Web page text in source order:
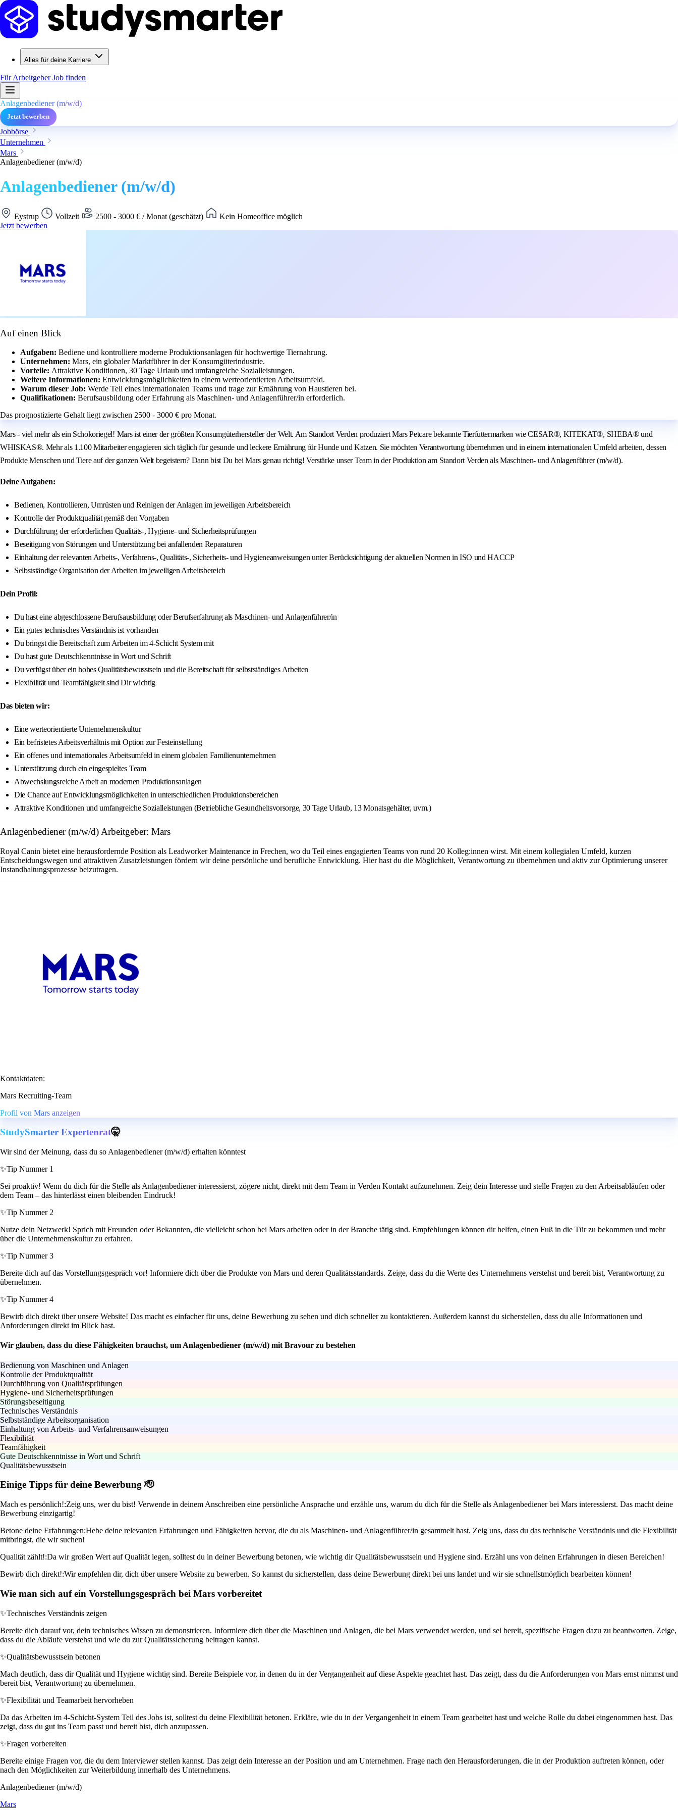
Alles für deine Karriere
Für ArbeitgeberJob finden
Anlagenbediener (m/w/d)
Jetzt bewerben
Jobbörse
Unternehmen
Mars
Anlagenbediener (m/w/d)
Anlagenbediener (m/w/d)
Eystrup Vollzeit 2500 - 3000 € / Monat (geschätzt)
Kein Homeoffice möglich
Jetzt bewerben
Auf einen Blick
Aufgaben: Bediene und kontrolliere moderne Produktionsanlagen für hochwertige Tiernahrung.
Unternehmen: Mars, ein globaler Marktführer in der Konsumgüterindustrie.
Vorteile: Attraktive Konditionen, 30 Tage Urlaub und umfangreiche Sozialleistungen.
Weitere Informationen: Entwicklungsmöglichkeiten in einem werteorientierten Arbeitsumfeld.
Warum dieser Job: Werde Teil eines internationalen Teams und trage zur Ernährung von Haustieren bei.
Qualifikationen: Berufsausbildung oder Erfahrung als Maschinen- und Anlagenführer/in erforderlich.
Das prognostizierte Gehalt liegt zwischen 2500 - 3000 € pro Monat.
Mars - viel mehr als ein Schokoriegel! Mars ist einer der größten Konsumgüterhersteller der Welt. Am Standort Verden produziert Mars Petcare bekannte Tierfuttermarken wie CESAR®, KITEKAT®, SHEBA® und
WHISKAS®. Mehr als 1.100 Mitarbeiter engagieren sich täglich für gesunde und leckere Ernährung für Hunde und Katzen. Sie möchten Verantwortung übernehmen und in einem internationalen Umfeld arbeiten, dessen
Produkte Menschen und Tiere auf der ganzen Welt begeistern? Dann bist Du bei Mars genau richtig! Verstärke unser Team in der Produktion am Standort Verden als Maschinen- und Anlagenführer (m/w/d).
Deine Aufgaben:
Bedienen, Kontrollieren, Umrüsten und Reinigen der Anlagen im jeweiligen Arbeitsbereich
Kontrolle der Produktqualität gemäß den Vorgaben
Durchführung der erforderlichen Qualitäts-, Hygiene- und Sicherheitsprüfungen
Beseitigung von Störungen und Unterstützung bei anfallenden Reparaturen
Einhaltung der relevanten Arbeits-, Verfahrens-, Qualitäts-, Sicherheits- und Hygieneanweisungen unter Berücksichtigung der aktuellen Normen in ISO und HACCP
Selbstständige Organisation der Arbeiten im jeweiligen Arbeitsbereich
Dein Profil:
Du hast eine abgeschlossene Berufsausbildung oder Berufserfahrung als Maschinen- und Anlagenführer/in
Ein gutes technisches Verständnis ist vorhanden
Du bringst die Bereitschaft zum Arbeiten im 4-Schicht System mit
Du hast gute Deutschkenntnisse in Wort und Schrift
Du verfügst über ein hohes Qualitätsbewusstsein und die Bereitschaft für selbstständiges Arbeiten
Flexibilität und Teamfähigkeit sind Dir wichtig
Das bieten wir:
Eine werteorientierte Unternehmenskultur
Ein befristetes Arbeitsverhältnis mit Option zur Festeinstellung
Ein offenes und internationales Arbeitsumfeld in einem globalen Familienunternehmen
Unterstützung durch ein eingespieltes Team
Abwechslungsreiche Arbeit an modernen Produktionsanlagen
Die Chance auf Entwicklungsmöglichkeiten in unterschiedlichen Produktionsbereichen
Attraktive Konditionen und umfangreiche Sozialleistungen (Betriebliche Gesundheitsvorsorge, 30 Tage Urlaub, 13 Monatsgehälter, uvm.)
Anlagenbediener (m/w/d) Arbeitgeber: Mars
Royal Canin bietet eine herausfordernde Position als Leadworker Maintenance in Frechen, wo du Teil eines engagierten Teams von rund 20 Kolleg:innen wirst. Mit einem kollegialen Umfeld, kurzen
Entscheidungswegen und attraktiven Zusatzleistungen fördern wir deine persönliche und berufliche Entwicklung. Hier hast du die Möglichkeit, Verantwortung zu übernehmen und aktiv zur Optimierung unserer
Instandhaltungsprozesse beizutragen.
Kontaktdaten:
Mars Recruiting-Team
Profil von Mars anzeigen
StudySmarter Expertenrat🤫
Wir sind der Meinung, dass du so Anlagenbediener (m/w/d) erhalten könntest
✨Tip Nummer 1
Sei proaktiv! Wenn du dich für die Stelle als Anlagenbediener interessierst, zögere nicht, direkt mit dem Team in Verden Kontakt aufzunehmen. Zeig dein Interesse und stelle Fragen zu den Arbeitsabläufen oder
dem Team – das hinterlässt einen bleibenden Eindruck!
✨Tip Nummer 2
Nutze dein Netzwerk! Sprich mit Freunden oder Bekannten, die vielleicht schon bei Mars arbeiten oder in der Branche tätig sind. Empfehlungen können dir helfen, einen Fuß in die Tür zu bekommen und mehr
über die Unternehmenskultur zu erfahren.
✨Tip Nummer 3
Bereite dich auf das Vorstellungsgespräch vor! Informiere dich über die Produkte von Mars und deren Qualitätsstandards. Zeige, dass du die Werte des Unternehmens verstehst und bereit bist, Verantwortung zu
übernehmen.
✨Tip Nummer 4
Bewirb dich direkt über unsere Website! Das macht es einfacher für uns, deine Bewerbung zu sehen und dich schneller zu kontaktieren. Außerdem kannst du sicherstellen, dass du alle Informationen und
Anforderungen direkt im Blick hast.
Wir glauben, dass du diese Fähigkeiten brauchst, um Anlagenbediener (m/w/d) mit Bravour zu bestehen
Bedienung von Maschinen und Anlagen
Kontrolle der Produktqualität
Durchführung von Qualitätsprüfungen
Hygiene- und Sicherheitsprüfungen
Störungsbeseitigung
Technisches Verständnis
Selbstständige Arbeitsorganisation
Einhaltung von Arbeits- und Verfahrensanweisungen
Flexibilität
Teamfähigkeit
Gute Deutschkenntnisse in Wort und Schrift
Qualitätsbewusstsein
Einige Tipps für deine Bewerbung 🫡
Mach es persönlich!:Zeig uns, wer du bist! Verwende in deinem Anschreiben eine persönliche Ansprache und erzähle uns, warum du dich für die Stelle als Anlagenbediener bei Mars interessierst. Das macht deine
Bewerbung einzigartig!
Betone deine Erfahrungen:Hebe deine relevanten Erfahrungen und Fähigkeiten hervor, die du als Maschinen- und Anlagenführer/in gesammelt hast. Zeig uns, dass du das technische Verständnis und die Flexibilität
mitbringst, die wir suchen!
Qualität zählt!:Da wir großen Wert auf Qualität legen, solltest du in deiner Bewerbung betonen, wie wichtig dir Qualitätsbewusstsein und Hygiene sind. Erzähl uns von deinen Erfahrungen in diesen Bereichen!
Bewirb dich direkt!:Wir empfehlen dir, dich über unsere Website zu bewerben. So kannst du sicherstellen, dass deine Bewerbung direkt bei uns landet und wir sie schnellstmöglich bearbeiten können!
Wie man sich auf ein Vorstellungsgespräch bei Mars vorbereitet
✨Technisches Verständnis zeigen
Bereite dich darauf vor, dein technisches Wissen zu demonstrieren. Informiere dich über die Maschinen und Anlagen, die bei Mars verwendet werden, und sei bereit, spezifische Fragen dazu zu beantworten. Zeige,
dass du die Abläufe verstehst und wie du zur Qualitätssicherung beitragen kannst.
✨Qualitätsbewusstsein betonen
Mach deutlich, dass dir Qualität und Hygiene wichtig sind. Bereite Beispiele vor, in denen du in der Vergangenheit auf diese Aspekte geachtet hast. Das zeigt, dass du die Anforderungen von Mars ernst nimmst und
bereit bist, Verantwortung zu übernehmen.
✨Flexibilität und Teamarbeit hervorheben
Da das Arbeiten im 4-Schicht-System Teil des Jobs ist, solltest du deine Flexibilität betonen. Erkläre, wie du in der Vergangenheit in einem Team gearbeitet hast und welche Rolle du dabei eingenommen hast. Das
zeigt, dass du gut ins Team passt und bereit bist, dich anzupassen.
✨Fragen vorbereiten
Bereite einige Fragen vor, die du dem Interviewer stellen kannst. Das zeigt dein Interesse an der Position und am Unternehmen. Frage nach den Herausforderungen, die in der Produktion auftreten können, oder
nach den Möglichkeiten zur Weiterbildung innerhalb des Unternehmens.
Anlagenbediener (m/w/d)
Mars